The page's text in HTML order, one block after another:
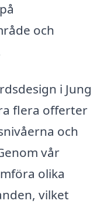
och
i Jung
flera offerter
och
vår
olika
vilket